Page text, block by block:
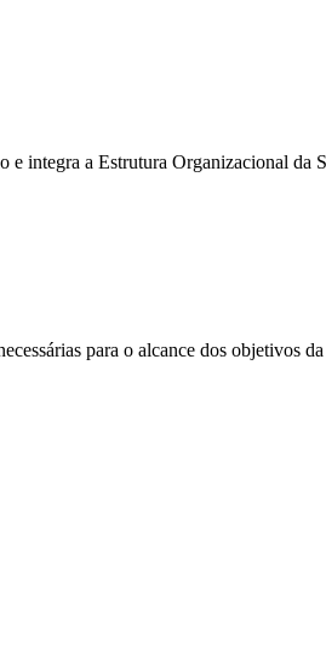
integra a Estrutura Organizacional da
para o alcance dos objetivos